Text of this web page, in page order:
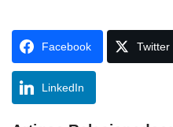
Facebook Twitter
LinkedIn